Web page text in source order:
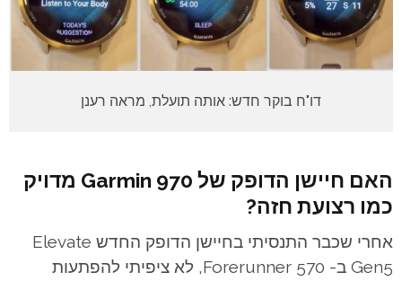
דו"ח בוקר חדש: אותה תועלת, מראה רענן
האם חיישן הדופק של Garmin 970 מדויק
כמו רצועת חזה?
אחרי שכבר התנסיתי בחיישן הדופק החדש Elevate
Gen5 ב- Forerunner 570, לא ציפיתי להפתעות